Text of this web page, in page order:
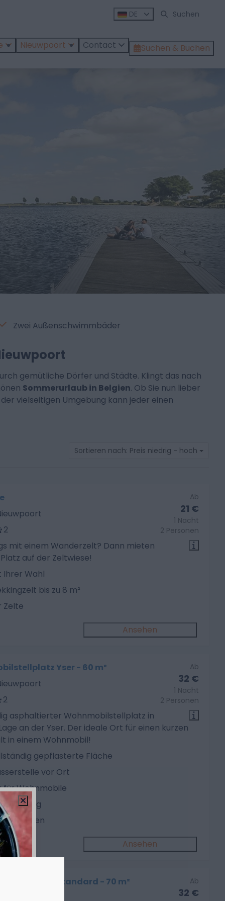
DE
Nieuwpoort Contact Suchen & Buchen
Zwei Außenschwimmbäder
gemütliche Dörfer und Städte. Klingt das nach
Sommerurlaub in Belgien. Ob Sie nun lieber
vielseitigen Umgebung kann jeder einen
Sortieren nach: Preis niedrig - hoch
Ab
21 €
1 Nacht
2 Personen
2
mit einem Wanderzelt? Dann mieten
auf der Zeltwiese!
Ihrer Wahl
bis zu 8 m²
Zelte
Ansehen
Ab
32 €
1 Nacht
2 Personen
Yser - 60 m²
2
asphaltierter Wohnmobilstellplatz in
an der Yser. Der ideale Ort für einen kurzen
in einem Wohnmobil!
gepflasterte Fläche
vor Ort
für Wohnmobile
9 m lang
8 Tonnen
Ansehen
Ab
32 €
Standard - 70 m²